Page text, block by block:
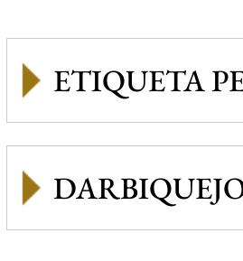
ETIQUETA